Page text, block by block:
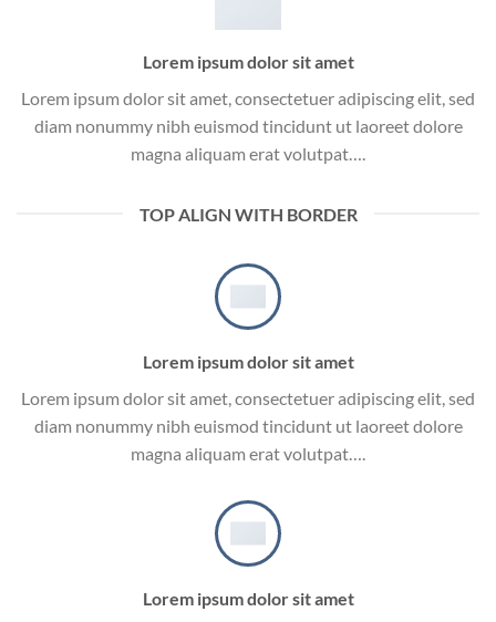
Lorem ipsum dolor sit amet
Lorem ipsum dolor sit amet, consectetuer adipiscing elit, sed
diam nonummy nibh euismod tincidunt ut laoreet dolore
magna aliquam erat volutpat….
TOP ALIGN WITH BORDER
Lorem ipsum dolor sit amet
Lorem ipsum dolor sit amet, consectetuer adipiscing elit, sed
diam nonummy nibh euismod tincidunt ut laoreet dolore
magna aliquam erat volutpat….
Lorem ipsum dolor sit amet